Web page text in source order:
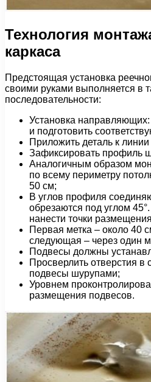
Технология
каркаса
Предстоящая установка
своими руками выполняется в
последовательности:
Установка
и подготовить
Приложить деталь к
Зафиксировать профиль
Аналогичным образом
по всему периметру
50 см;
В углов профиля
обрезаются под углом
нанести точки
Первая метка – около 40
следующая – через один
Подвесы должны
Просверлить отверстия в
подвесы шурупами;
Уровнем
размещения подвесов.